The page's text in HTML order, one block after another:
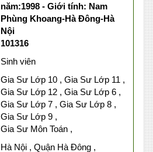
năm:1998 - Giới tính: Nam
Phùng Khoang-Hà Đông-Hà
Nội
101316
Sinh viên
Gia Sư Lớp 10 , Gia Sư Lớp 11 ,
Gia Sư Lớp 12 , Gia Sư Lớp 6 ,
Gia Sư Lớp 7 , Gia Sư Lớp 8 ,
Gia Sư Lớp 9 ,
Gia Sư Môn Toán ,
Hà Nội , Quận Hà Đông ,